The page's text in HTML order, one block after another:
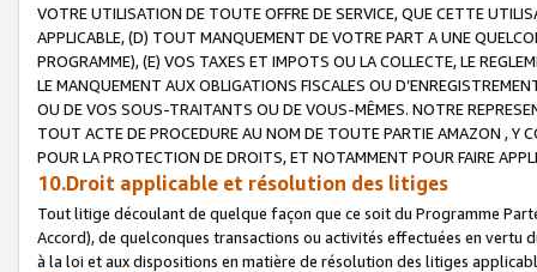
VOTRE UTILISATION DE TOUTE OFFRE DE SERVICE, QUE CETTE
APPLICABLE, (D) TOUT MANQUEMENT DE VOTRE PART A UNE
PROGRAMME), (E) VOS TAXES ET IMPOTS OU LA COLLECTE, LE
LE MANQUEMENT AUX OBLIGATIONS FISCALES OU
OU DE VOS SOUS-TRAITANTS OU DE VOUS-MÊMES. NOTRE
TOUT ACTE DE PROCEDURE AU NOM DE TOUTE PARTIE AMAZON , Y
POUR LA PROTECTION DE DROITS, ET NOTAMMENT POUR FAIRE
10.Droit applicable et résolution des litiges
Tout litige découlant de quelque façon que ce soit du Programme
Accord), de quelconques transactions ou activités effectuées en vertu
à la loi et aux dispositions en matière de résolution des litiges